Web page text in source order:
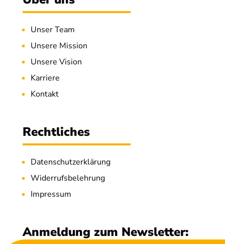
Unser Team
Unsere Mission
Unsere Vision
Karriere
Kontakt
Rechtliches
Datenschutzerklärung
Widerrufsbelehrung
Impressum
Anmeldung zum Newsletter: